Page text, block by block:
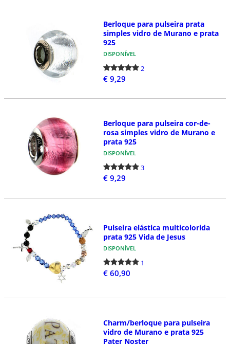
Berloque para pulseira prata
simples vidro de Murano e prata
925
DISPONÍVEL
2
€ 9,29
Berloque para pulseira cor-de-
rosa simples vidro de Murano e
prata 925
DISPONÍVEL
3
€ 9,29
Pulseira elástica multicolorida
prata 925 Vida de Jesus
DISPONÍVEL
1
€ 60,90
Charm/berloque para pulseira
vidro de Murano e prata 925
Pater Noster